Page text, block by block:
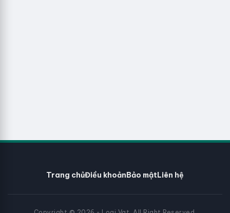
Trang chủĐiều khoảnBảo mậtLiên hệ